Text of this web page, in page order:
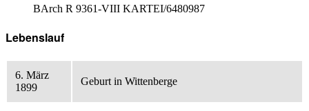
BArch R 9361-VIII KARTEI/6480987
Lebenslauf
6. März
1899
Geburt in Wittenberge